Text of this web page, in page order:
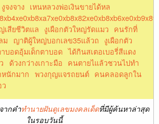
งูจงจาง เหนหลวงพ่อเงินขายได้หล
เสียชีวิตแล งูเผือกตัวใหญ่รัดแมว คนรักที่
ม ญาติผู้ใหญ่บอกเลข35แล้วถ งูเผือกตัว
บอดอุ้มเด็กตาบอด ได้กินสเตอเบอรี่สีแดง
ด้วงกว่างเกาะมือ คนตายไแล้วชวนไปทำ
นักมาก พวงกุญแจรถยนต์ คนคลอดลูกใน
ากคำทำนายฝันดูเลขมงคลเด็ดที่มีผู้ค้นหาล่าสุด
ในรอบวันนี้